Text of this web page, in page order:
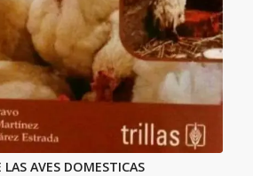
LAS AVES DOMESTICAS